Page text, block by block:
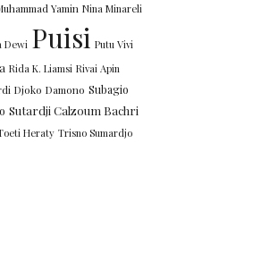
Yamin Nina Minareli
Dewi Puisi Putu Vivi
Rida K. Liamsi Rivai Apin
Djoko Damono Subagio
Sutardji Calzoum Bachri
Heraty Trisno Sumardjo